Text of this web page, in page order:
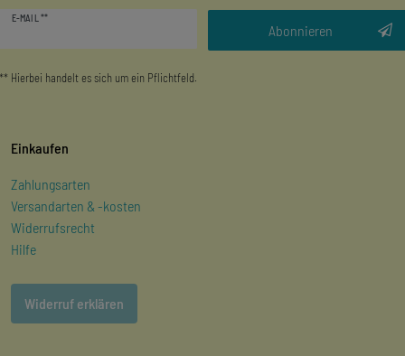
E-MAIL **
Abonnieren
** Hierbei handelt es sich um ein Pflichtfeld.
Einkaufen
Zahlungsarten
Versandarten & -kosten
Widerrufsrecht
Hilfe
Widerruf erklären